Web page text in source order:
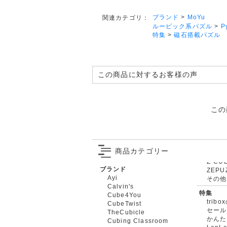
関連カテゴリ： ブランド >
MoYu
ルービック系パズル >
特集 >磁石搭載パズル
この商品に対するお客様の声
こ
商品カテゴリー
ブランド
Ayi
Calvin's
Cube4You
CubeTwist
TheCubicle
Cubing Classroom
その他
特集
tribox
セール
かん